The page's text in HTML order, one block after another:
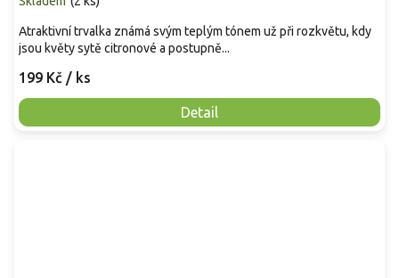
199 Kč / ks
Detail
Atraktivní trvalka známá svým teplým tónem už při rozkvětu, kdy
jsou květy sytě citronové a postupně...